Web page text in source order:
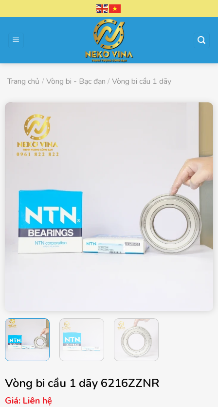
đến
dung
Trang chủ / Vòng bi - Bạc đạn / Vòng bi cầu 1 dãy
Vòng bi cầu 1 dãy 6216ZZNR
Giá: Liên hệ